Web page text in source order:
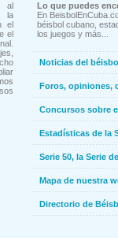
al
la
el
el
Lo que puedes
En
béisbol cubano,
los juegos y más...
Noticias del
Foros, opiniones,
Concursos sobre
Estadísticas de la
Serie 50, la Serie
Mapa de nuestra
Directorio de